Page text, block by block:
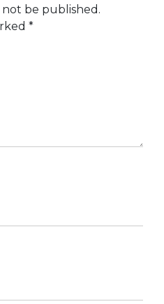
not be published.
*